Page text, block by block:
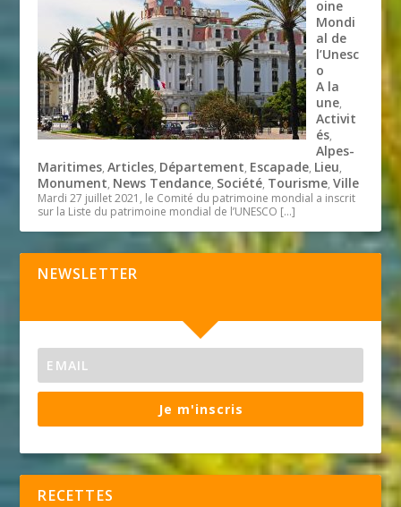
oine
Mondi
al de
l’Unesc
o
A la
une,
Activit
és,
Alpes-
Maritimes,Articles, Département, Escapade, Lieu,
Monument, News Tendance, Société, Tourisme,Ville
Mardi 27 juillet 2021, le Comité du patrimoine mondial a inscrit
sur la Liste du patrimoine mondial de l’UNESCO […]
NEWSLETTER
Je m'inscris
RECETTES